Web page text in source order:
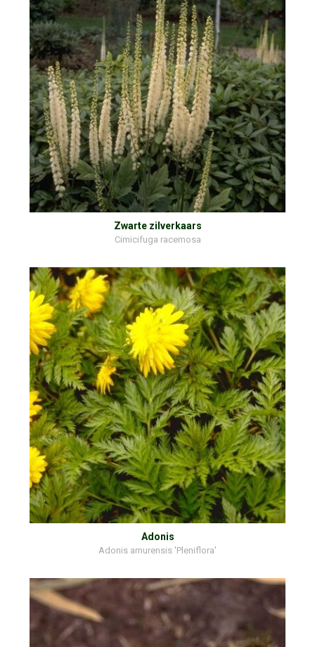
Zwarte zilverkaars
Cimicifuga racemosa
Adonis
Adonis amurensis 'Pleniflora'